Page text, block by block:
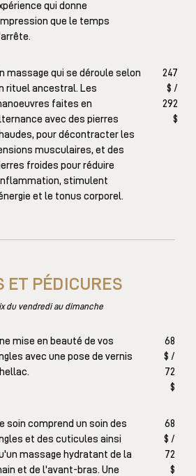
qui donne
que le temps
massage qui se déroule selon
rituel ancestral. Les
faites en
avec des pierres
pour décontracter les
musculaires, et des
froides pour réduire
stimulent
et le tonus corporel.
247
$ /
292
$
ET PÉDICURES
du vendredi au dimanche
mise en beauté de vos
avec une pose de vernis
68
$ /
72
$
soin comprend un soin des
et des cuticules ainsi
massage hydratant de la
et de l'avant-bras. Une
68
$ /
72
$